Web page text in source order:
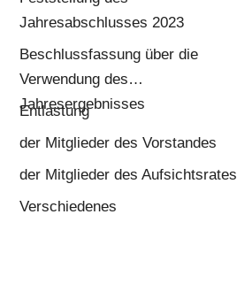
Jahresabschlusses 2023
Beschlussfassung über die
Verwendung des
Jahresergebnisses
Entlastung
der Mitglieder des Vorstandes
der Mitglieder des Aufsichtsrates
Verschiedenes